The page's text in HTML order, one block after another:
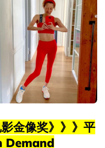
金像奖》》》平
Demand